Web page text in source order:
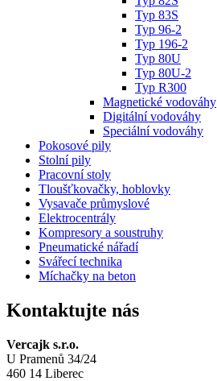
Typ 83S
Typ 96-2
Typ 196-2
Typ 80U
Typ 80U-2
Typ R300
Magnetické vodováhy
Digitální vodováhy
Speciální vodováhy
Pokosové pily
Stolní pily
Pracovní stoly
Tloušťkovačky, hoblovky
Vysavače průmyslové
Elektrocentrály
Kompresory a soustruhy
Pneumatické nářadí
Svářecí technika
Míchačky na beton
Kontaktujte nás
Vercajk s.r.o.
U Pramenů 34/24
460 14 Liberec